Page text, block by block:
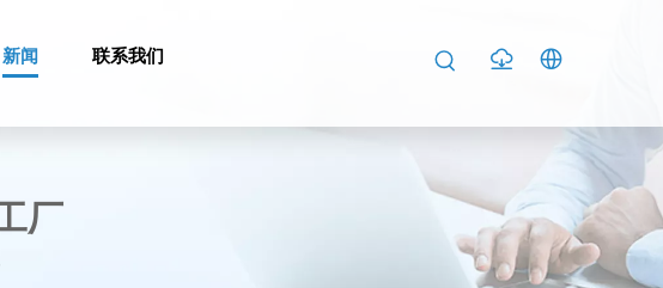
新闻 联系我们
厂